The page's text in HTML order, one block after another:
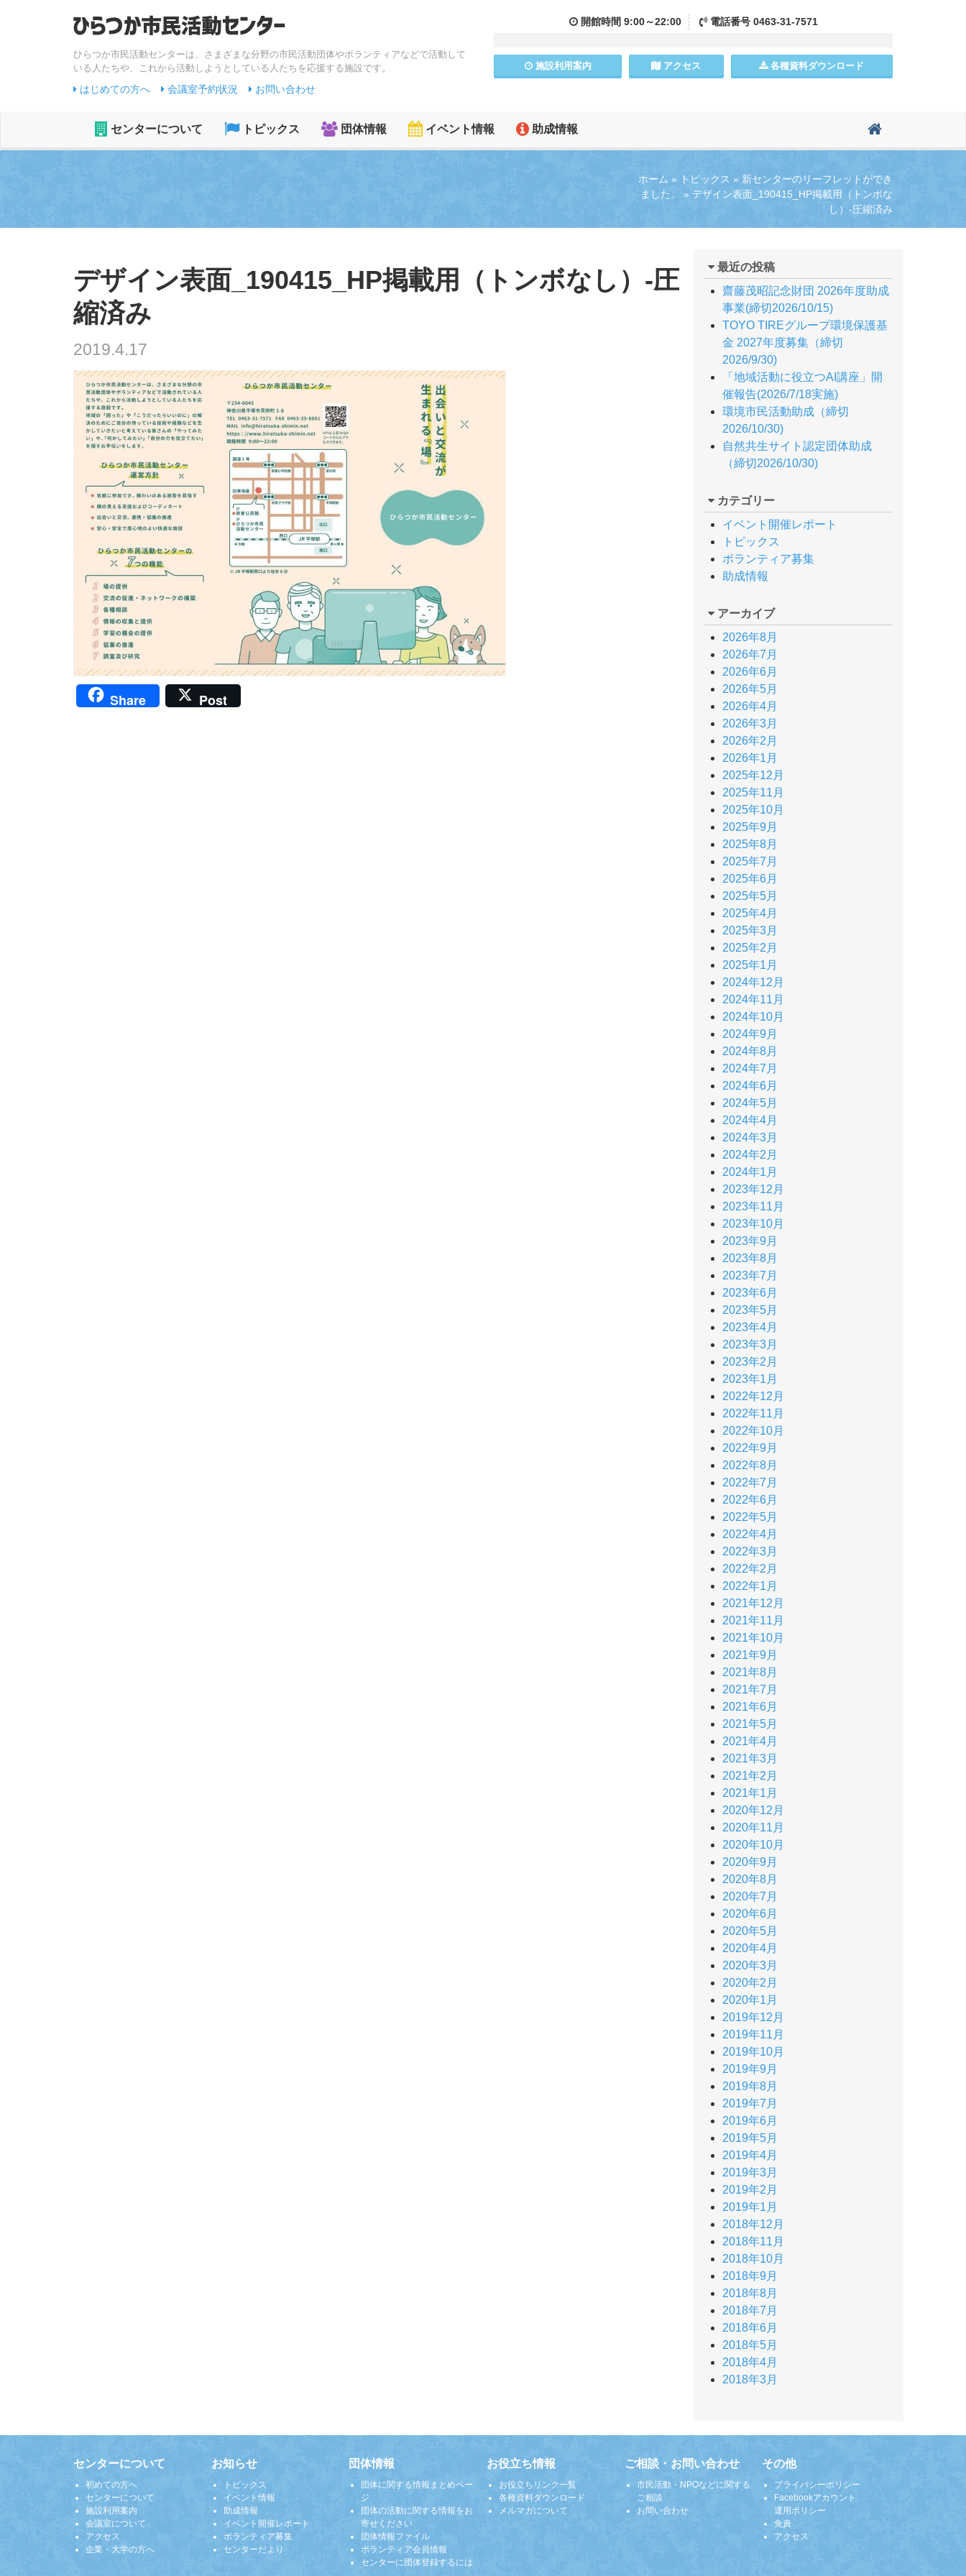
ひらつか市民活動センターは、さまざまな分野の市民活動団体やボランティアなどで活動して
いる人たちや、これから活動しようとしている人たちを応援する施設です。
はじめての方へ 会議室予約状況 お問い合わせ
開館時間 9:00～22:00 電話番号0463-31-7571
施設利用案内 アクセス 各種資料ダウンロード
センターについて トピックス 団体情報 イベント情報 助成情報
ホーム » トピックス » 新センターのリーフレットができ
ました。
» デザイン表面_190415_HP掲載用（トンボな
し）-圧縮済み
デザイン表面_190415_HP掲載用（トンボなし）-圧
縮済み
2019.4.17
Share Post
最近の投稿
齋藤茂昭記念財団 2026年度助成
事業(締切2026/10/15)
TOYO TIREグループ環境保護基
金 2027年度募集（締切
2026/9/30)
「地域活動に役立つAI講座」開
催報告(2026/7/18実施)
環境市民活動助成（締切
2026/10/30)
自然共生サイト認定団体助成
（締切2026/10/30)
カテゴリー
イベント開催レポート
トピックス
ボランティア募集
助成情報
アーカイブ
2026年8月
2026年7月
2026年6月
2026年5月
2026年4月
2026年3月
2026年2月
2026年1月
2025年12月
2025年11月
2025年10月
2025年9月
2025年8月
2025年7月
2025年6月
2025年5月
2025年4月
2025年3月
2025年2月
2025年1月
2024年12月
2024年11月
2024年10月
2024年9月
2024年8月
2024年7月
2024年6月
2024年5月
2024年4月
2024年3月
2024年2月
2024年1月
2023年12月
2023年11月
2023年10月
2023年9月
2023年8月
2023年7月
2023年6月
2023年5月
2023年4月
2023年3月
2023年2月
2023年1月
2022年12月
2022年11月
2022年10月
2022年9月
2022年8月
2022年7月
2022年6月
2022年5月
2022年4月
2022年3月
2022年2月
2022年1月
2021年12月
2021年11月
2021年10月
2021年9月
2021年8月
2021年7月
2021年6月
2021年5月
2021年4月
2021年3月
2021年2月
2021年1月
2020年12月
2020年11月
2020年10月
2020年9月
2020年8月
2020年7月
2020年6月
2020年5月
2020年4月
2020年3月
2020年2月
2020年1月
2019年12月
2019年11月
2019年10月
2019年9月
2019年8月
2019年7月
2019年6月
2019年5月
2019年4月
2019年3月
2019年2月
2019年1月
2018年12月
2018年11月
2018年10月
2018年9月
2018年8月
2018年7月
2018年6月
2018年5月
2018年4月
2018年3月
センターについて
初めての方へ
センターについて
施設利用案内
会議室について
アクセス
企業・大学の方へ
お知らせ
トピックス
イベント情報
助成情報
イベント開催レポート
ボランティア募集
センターだより
団体情報
団体に関する情報まとめペー
ジ
団体の活動に関する情報をお
寄せください
団体情報ファイル
ボランティア会員情報
センターに団体登録するには
お役立ち情報
お役立ちリンク一覧
各種資料ダウンロード
メルマガについて
ご相談・お問い合わせ
市民活動・NPOなどに関する
ご相談
お問い合わせ
その他
プライバシーポリシー
Facebookアカウント
運用ポリシー
免責
アクセス